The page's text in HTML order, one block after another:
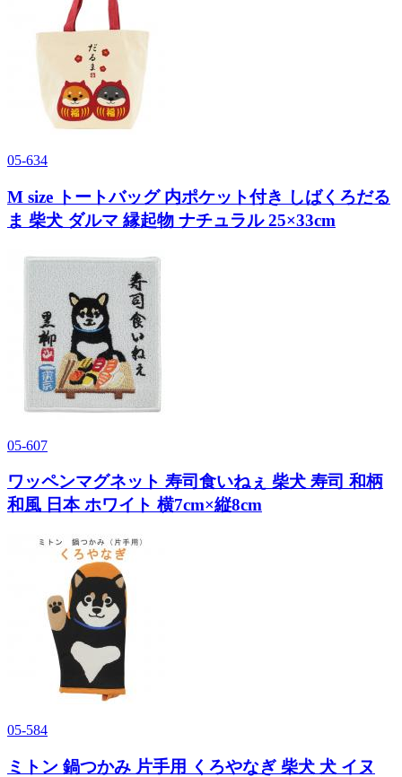
05-634
M size トートバッグ 内ポケット付き しばくろだる
ま 柴犬 ダルマ 縁起物 ナチュラル 25×33cm
05-607
ワッペンマグネット 寿司食いねぇ 柴犬 寿司 和柄
和風 日本 ホワイト 横7cm×縦8cm
05-584
ミトン 鍋つかみ 片手用 くろやなぎ 柴犬 犬 イヌ